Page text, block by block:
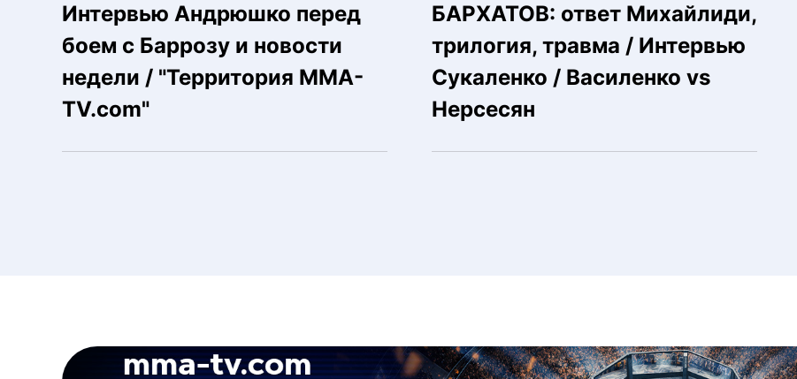
Интервью Андрюшко перед
боем с Баррозу и новости
недели / "Территория MMA-
TV.com"
БАРХАТОВ: ответ Михайлиди,
трилогия, травма / Интервью
Сукаленко / Василенко vs
Нерсесян